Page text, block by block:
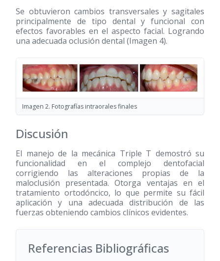
Se obtuvieron cambios transversales y sagitales
principalmente de tipo dental y funcional con
efectos favorables en el aspecto facial. Logrando
una adecuada oclusión dental (Imagen 4).
Imagen 2. Fotografías intraorales finales
Discusión
El manejo de la mecánica Triple T demostró su
funcionalidad en el complejo dentofacial
corrigiendo las alteraciones propias de la
maloclusión presentada. Otorga ventajas en el
tratamiento ortodóncico, lo que permite su fácil
aplicación y una adecuada distribución de las
fuerzas obteniendo cambios clínicos evidentes.
Referencias Bibliográficas